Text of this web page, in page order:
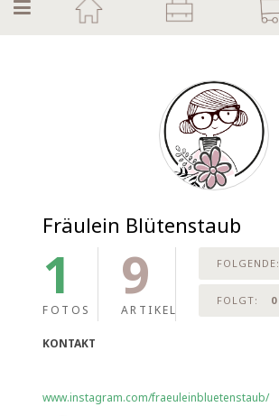
Fräulein Blütenstaub
1
FOTOS
9
ARTIKEL
FOLGENDE:
FOLGT: 0
KONTAKT
www.instagram.com/fraeuleinbluetenstaub/